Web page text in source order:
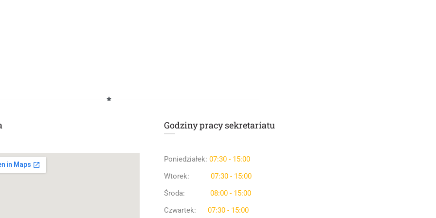
Godziny pracy sekretariatu
Poniedziałek: 07:30 - 15:00
Wtorek: 07:30 - 15:00
Środa: 08:00 - 15:00
Czwartek: 07:30 - 15:00